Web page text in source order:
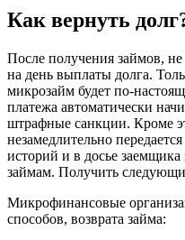
Как вернуть
После получения займов, не
на день выплаты долга.
микрозайм будет по-
платежа автоматически
штрафные санкции. Кроме
незамедлительно
историй и в досье заемщика
займам. Получить
Микрофинансовые
способов, возврата займа: